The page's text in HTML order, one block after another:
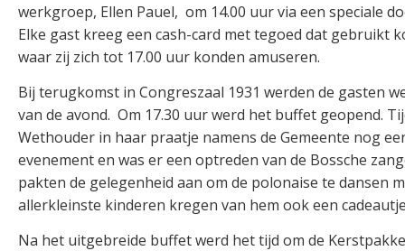
werkgroep, Ellen Pauel, om 14.00 uur via een speciale
Elke gast kreeg een cash-card met tegoed dat gebruikt
waar zij zich tot 17.00 uur konden amuseren.
Bij terugkomst in Congreszaal 1931 werden de gasten
van de avond. Om 17.30 uur werd het buffet geopend.
Wethouder in haar praatje namens de Gemeente nog
evenement en was er een optreden van de Bossche
pakten de gelegenheid aan om de polonaise te dansen
allerkleinste kinderen kregen van hem ook een
Na het uitgebreide buffet werd het tijd om de